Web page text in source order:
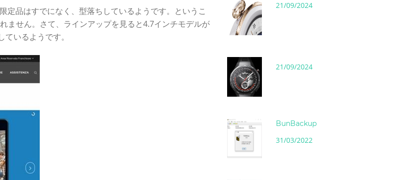
定品はすでになく、型落ちしているようです。というこ
ません。さて、ラインアップを見ると4.7インチモデルが
いるようです。
21/09/2024
21/09/2024
BunBackup
31/03/2022